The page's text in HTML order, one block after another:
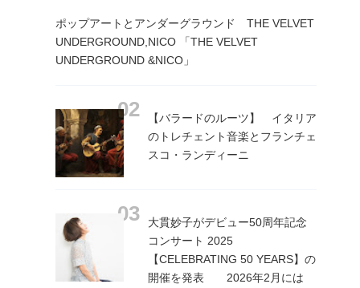
ポップアートとアンダーグラウンド THE VELVET
UNDERGROUND,NICO 「THE VELVET
UNDERGROUND &NICO」
【バラードのルーツ】 イタリア
のトレチェント音楽とフランチェ
スコ・ランディーニ
大貫妙子がデビュー50周年記念
コンサート 2025
【CELEBRATING 50 YEARS】の
開催を発表 2026年2月には